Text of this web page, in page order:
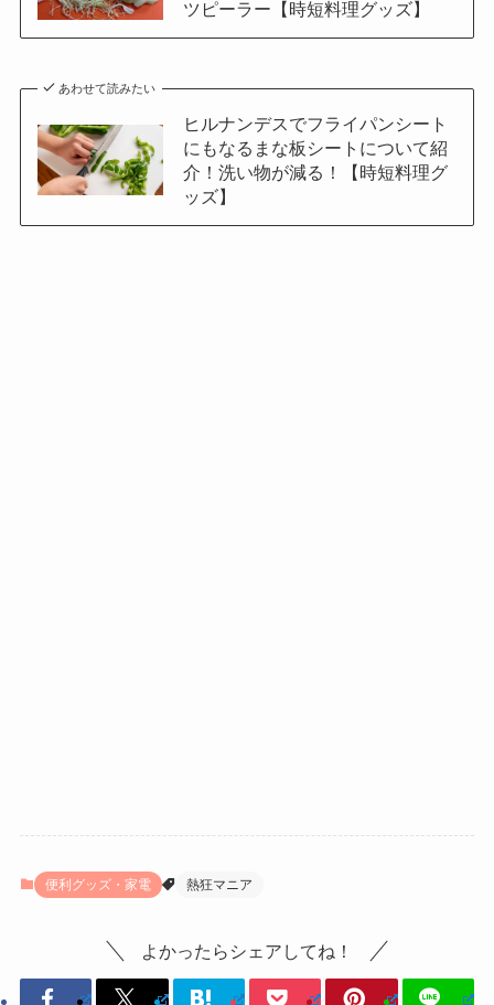
ツピーラー【時短料理グッズ】
あわせて読みたい
ヒルナンデスでフライパンシート
にもなるまな板シートについて紹
介！洗い物が減る！【時短料理グ
ッズ】
便利グッズ・家電 熱狂マニア
よかったらシェアしてね！